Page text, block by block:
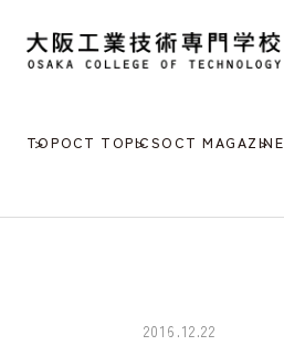
TOPOCT TOPICSOCT MAGAZINE
2016.12.22